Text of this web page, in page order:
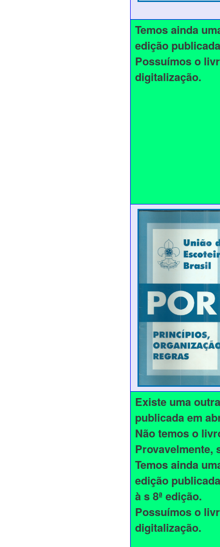
Temos ainda
edição
Possuímos o
digitalização.
Existe uma
publicada em
Não temos o
Provavelmente,
Temos ainda
edição
à s 8ª edição.
Possuímos o
digitalização.